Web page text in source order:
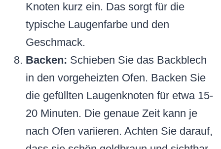
Knoten kurz ein. Das sorgt für die
typische Laugenfarbe und den
Geschmack.
Backen: Schieben Sie das Backblech
in den vorgeheizten Ofen. Backen Sie
die gefüllten Laugenknoten für etwa 15-
20 Minuten. Die genaue Zeit kann je
nach Ofen variieren. Achten Sie darauf,